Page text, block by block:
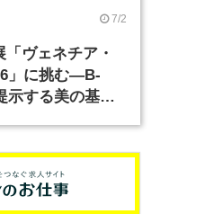
7/2
ヴェネチア・
」に挑む―B-
示する美の基準